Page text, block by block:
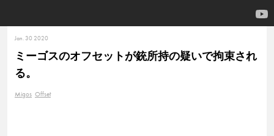
Jan. 30 2020
ミーゴスのオフセットが銃所持の疑いで拘束され
る。
Migos Offset